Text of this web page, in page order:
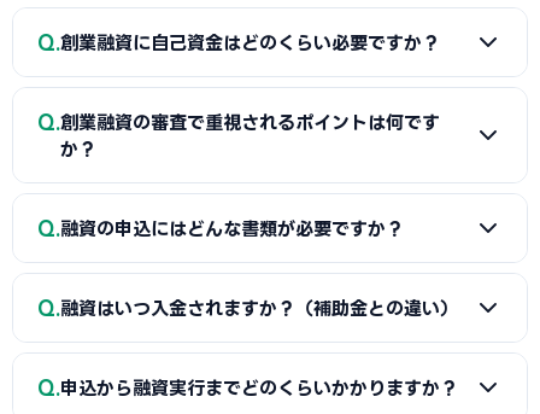
薦の「マル経融資」などが中心です。実績の浅い創業期で
も、原則無担保・無保証人で利用できる制度が複数ありま
A
一般的に「着手金（無料〜数万円）＋成功報酬（融資実
所もあります。融資額や難易度で異なるため、契約前に見積
もりと報酬条件を必ず確認しましょう。当サイトでは鯖江市
に対応した実績豊富な専門家を無料でご紹介しています。
Q 創業融資に自己資金はどのくらい必要ですか？
A
制度上の自己資金要件は緩和傾向にありますが、実務で
は希望融資額の1〜3割程度の自己資金があると審査で有利と
歴」です。通帳で計画的な資金準備を示せると評価が高まり
ます。一時的な借入による見せ金は逆効果なので避けましょ
Q 創業融資の審査で重視されるポイントは何です
か？
A
①自己資金の額と出所、②事業の経験・スキル、③創業
鯖江市の市場環境や自身の強みを踏まえた、堅実かつ実現可
能な計画ほど高く評価されます。創業融資代行はこの作り込
Q 融資の申込にはどんな書類が必要ですか？
A
一般的に、創業計画書、資金繰り表、見積書、自己資金
決算書などが必要です。創業融資代行はこれらの書類作成・
整備と不備チェックを代行し、面談で説明すべき要点まで準
Q 融資はいつ入金されますか？（補助金との違い）
A
融資は補助金と違い「前払い」です。審査通過・契約後
Q 申込から融資実行までどのくらいかかりますか？